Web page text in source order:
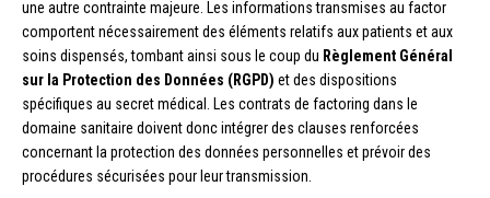
une autre contrainte majeure. Les informations transmises au factor
comportent nécessairement des éléments relatifs aux patients et aux
soins dispensés, tombant ainsi sous le coup du Règlement Général
sur la Protection des Données (RGPD) et des dispositions
spécifiques au secret médical. Les contrats de factoring dans le
domaine sanitaire doivent donc intégrer des clauses renforcées
concernant la protection des données personnelles et prévoir des
procédures sécurisées pour leur transmission.